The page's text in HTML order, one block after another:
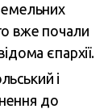
вже почали
єпархії.
і
до